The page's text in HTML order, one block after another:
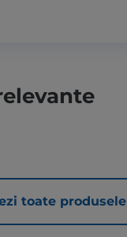
toate produsele